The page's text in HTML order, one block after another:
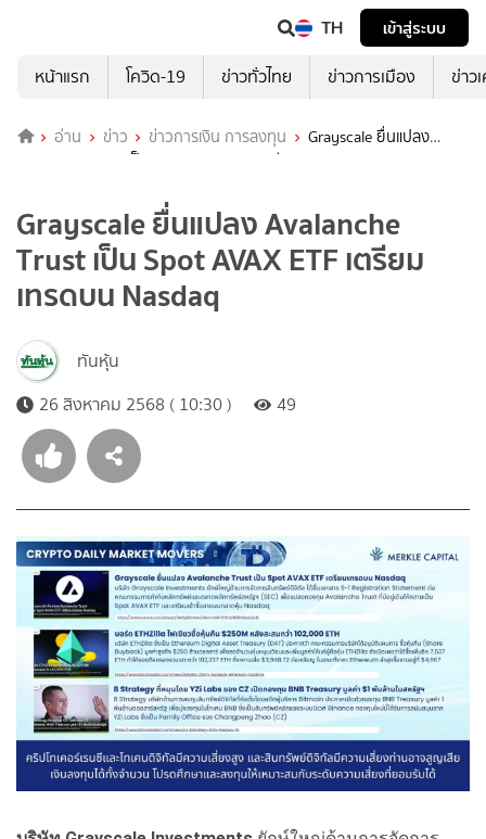
TH
เข้าสู่ระบบ
หน้าแรก
โควิด-19 ข่าวทั่วไทย ข่าวการเมือง ข่าว
อ่าน ข่าว ข่าวการเงิน การลงทุน
Grayscale ยื่นแปลง
Avalanche Trust เป็น Spot AVAX ETF เตรียมเทรดบน Nasdaq
Grayscale ยื่นแปลง Avalanche
Trust เป็น Spot AVAX ETF เตรียม
เทรดบน Nasdaq
ทันหุ้น
26 สิงหาคม 2568 ( 10:30 )
49